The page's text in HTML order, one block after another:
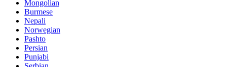
Mongolian
Burmese
Nepali
Norwegian
Pashto
Persian
Punjabi